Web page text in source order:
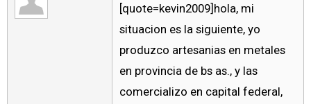
[quote=kevin2009]hola, mi
situacion es la siguiente, yo
produzco artesanias en metales
en provincia de bs as., y las
comercializo en capital federal,